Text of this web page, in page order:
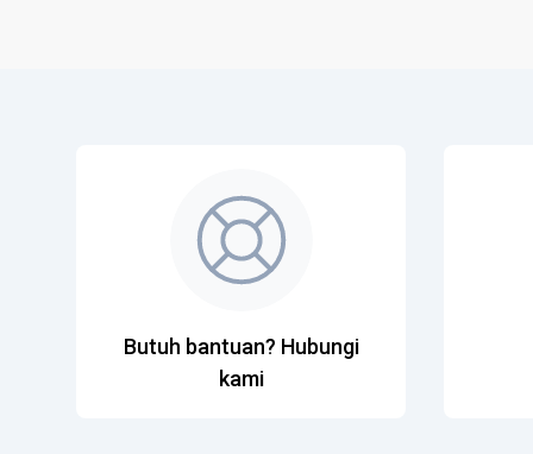
Butuh bantuan? Hubungi
kami